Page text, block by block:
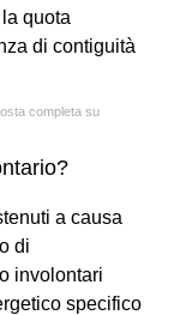
quota
di contiguità
completa su
a causa
di
involontari
specifico